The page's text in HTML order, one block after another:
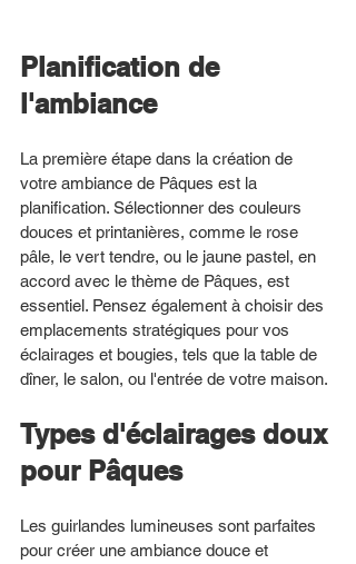
Planification de
l'ambiance
La première étape dans la création de
votre ambiance de Pâques est la
planification. Sélectionner des couleurs
douces et printanières, comme le rose
pâle, le vert tendre, ou le jaune pastel, en
accord avec le thème de Pâques, est
essentiel. Pensez également à choisir des
emplacements stratégiques pour vos
éclairages et bougies, tels que la table de
dîner, le salon, ou l'entrée de votre maison.
Types d'éclairages doux
pour Pâques
Les guirlandes lumineuses sont parfaites
pour créer une ambiance douce et